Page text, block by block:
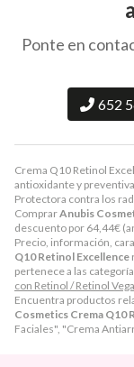
Crema Q10 Retinol
antioxidante y
Protectora contra los
ComprarAnubis
descuento por 64,44€
Precio, información,
Q10 Retinol Excellence
pertenece a las
con Retinol / Retinol
Encuentra productos
Cosmetics Crema Q10
Faciales", "Crema
Ponte en
652